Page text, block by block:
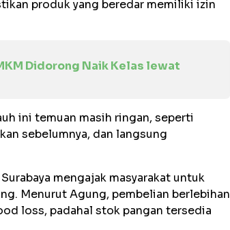
produk yang beredar memiliki izin
Didorong Naik Kelas lewat
ini temuan masih ringan, seperti
sebelumnya, dan langsung
mengajak masyarakat untuk
Menurut Agung, pembelian berlebihan
loss, padahal stok pangan tersedia